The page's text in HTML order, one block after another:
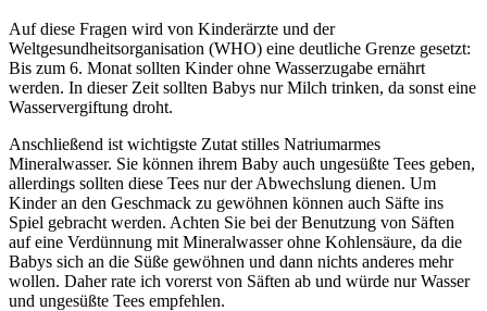
Auf diese Fragen wird von Kinderärzte und der
Weltgesundheitsorganisation (WHO) eine deutliche Grenze gesetzt:
Bis zum 6. Monat sollten Kinder ohne Wasserzugabe ernährt
werden. In dieser Zeit sollten Babys nur Milch trinken, da sonst eine
Wasservergiftung droht.
Anschließend ist wichtigste Zutat stilles Natriumarmes
Mineralwasser. Sie können ihrem Baby auch ungesüßte Tees geben,
allerdings sollten diese Tees nur der Abwechslung dienen. Um
Kinder an den Geschmack zu gewöhnen können auch Säfte ins
Spiel gebracht werden. Achten Sie bei der Benutzung von Säften
auf eine Verdünnung mit Mineralwasser ohne Kohlensäure, da die
Babys sich an die Süße gewöhnen und dann nichts anderes mehr
wollen. Daher rate ich vorerst von Säften ab und würde nur Wasser
und ungesüßte Tees empfehlen.